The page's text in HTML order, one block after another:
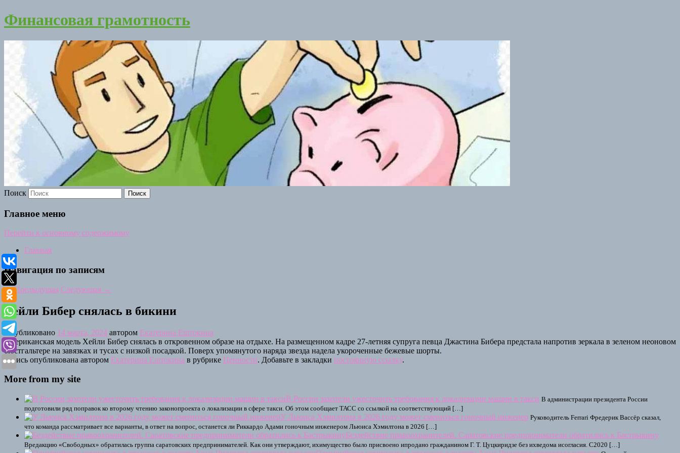
Финансовая грамотность
Поиск
Главное меню
Перейти к основному содержимому
Главная
Навигация по записям
←Предыдущая Следующая →
Хейли Бибер снялась в бикини
Опубликовано 14 марта, 2024 автором Екатерина Ештокина
Американская модель Хейли Бибер снялась в откровенном образе на отдыхе. На размещенном кадре 27-летняя супруга певца Джастина Бибера предстала напротив зеркала в зеленом неоновом
бюстгальтере на завязках и тусах с низкой посадкой. Поверх упомянутого наряда звезда надела укороченные бежевые шорты.
Запись опубликована автором Екатерина Ештокина в рубрике Ценности. Добавьте в закладки постоянную ссылку.
More from my site
В России захотели ужесточить требования к локализации машин в такси В администрации президента России
подготовили ряд поправок ко второму чтению законопроекта о локализации в сфере такси. Об этом сообщает ТАСС со ссылкой на соответствующий […]
У Льюиса Хэмилтона в 2026 году может смениться гоночный инженер Руководитель Ferrari Фредерик Вассёр сказал,
что команда рассматривает все варианты, в ответ на вопрос, останется ли Риккардо Адами гоночным инженером Льюиса Хэмилтона в 2026 […]
Бездействие правоохранителей. Саратовские предприниматели обратились к Бастрыкину
Вредакцию «Свободных» обратилась группа саратовских предпринимателей. Как они утверждают, ихимущество было присвоено ипродано гражданином Г. Т. Цуцкиридзе без ихведома исогласия. С2020 […]